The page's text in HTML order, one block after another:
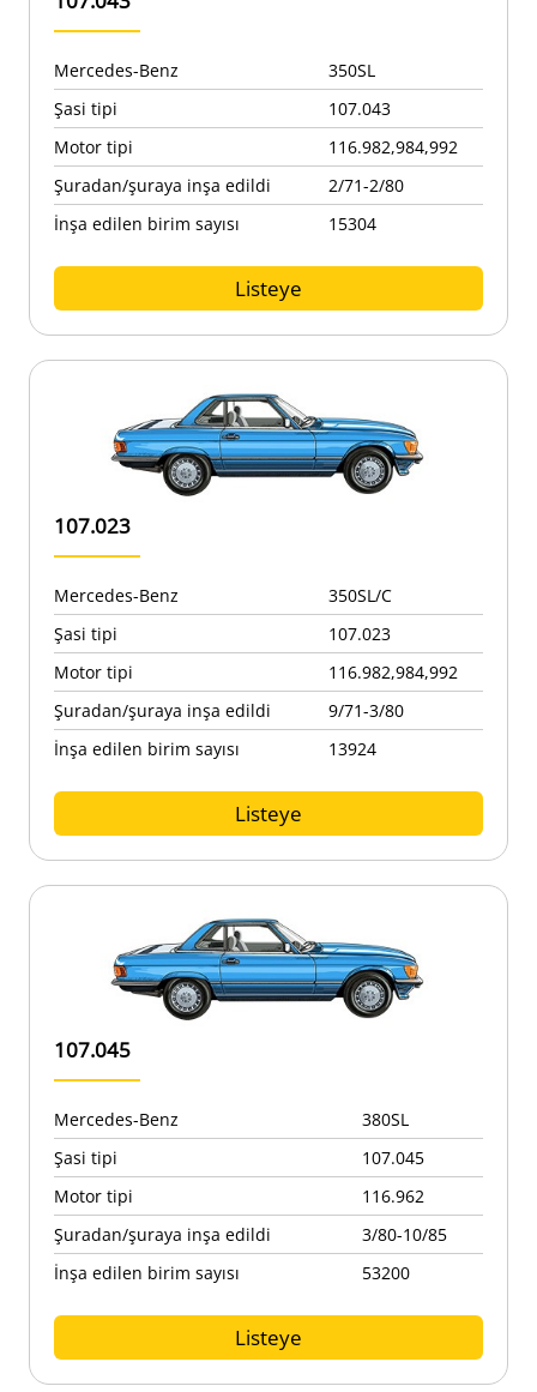
Mercedes-Benz
350SL
Şasi tipi
107.043
Motor tipi
116.982,984,992
Şuradan/şuraya inşa edildi
2/71-2/80
İnşa edilen birim sayısı
15304
Listeye
107.023
Mercedes-Benz
350SL/C
Şasi tipi
107.023
Motor tipi
116.982,984,992
Şuradan/şuraya inşa edildi
9/71-3/80
İnşa edilen birim sayısı
13924
Listeye
107.045
Mercedes-Benz
380SL
Şasi tipi
107.045
Motor tipi
116.962
Şuradan/şuraya inşa edildi
3/80-10/85
İnşa edilen birim sayısı
53200
Listeye